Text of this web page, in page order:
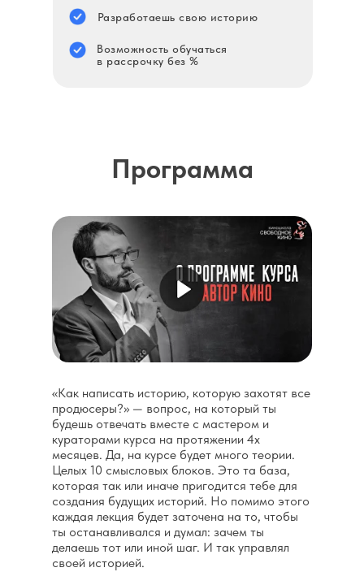
Разработаешь свою историю
Возможность обучаться
в рассрочку без %
«Как написать историю, которую захотят все
продюсеры?» — вопрос, на который ты
будешь отвечать вместе с мастером и
кураторами курса на протяжении 4х
месяцев. Да, на курсе будет много теории.
Целых 10 смысловых блоков. Это та база,
которая так или иначе пригодится тебе для
создания будущих историй. Но помимо этого
каждая лекция будет заточена на то, чтобы
ты останавливался и думал: зачем ты
делаешь тот или иной шаг. И так управлял
своей историей.
Программа